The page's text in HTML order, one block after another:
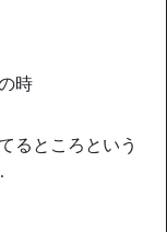
時
るところという